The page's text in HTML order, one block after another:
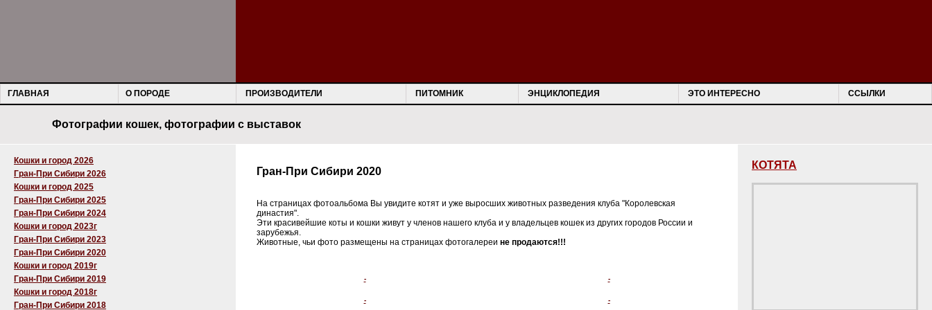
ГЛАВНАЯ О ПОРОДЕ ПРОИЗВОДИТЕЛИ ПИТОМНИК ЭНЦИКЛОПЕДИЯ ЭТО ИНТЕРЕСНО ССЫЛКИ
Фотографии кошек, фотографии с выставок
Кошки и город 2026
Гран-При Сибири 2026
Кошки и город 2025
Гран-При Сибири 2025
Гран-При Сибири 2024
Кошки и город 2023г
Гран-При Сибири 2023
Гран-При Сибири 2020
Кошки и город 2019г
Гран-При Сибири 2019
Кошки и город 2018г
Гран-При Сибири 2018
Гран-При Сибири 2020
На страницах фотоальбома Вы увидите котят и уже выросших животных разведения клуба "Королевская
династия".
Эти красивейшие коты и кошки живут у членов нашего клуба и у владельцев кошек из других городов России и
зарубежья.
Животные, чьи фото размещены на страницах фотогалереи не продаются!!!
- -
- -
КОТЯТА